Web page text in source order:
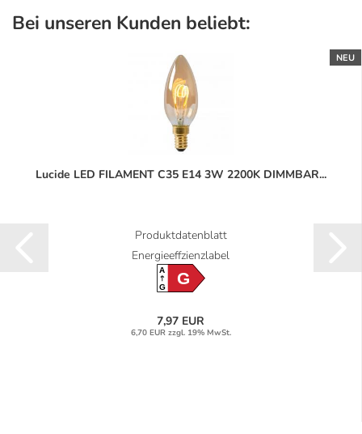
Bei unseren Kunden beliebt:
NEU
Lucide LED FILAMENT C35 E14 3W 2200K DIMMBAR...
Produktdatenblatt
Energieeffzienzlabel
A
GG
7,97 EUR
6,70 EUR zzgl. 19% MwSt.